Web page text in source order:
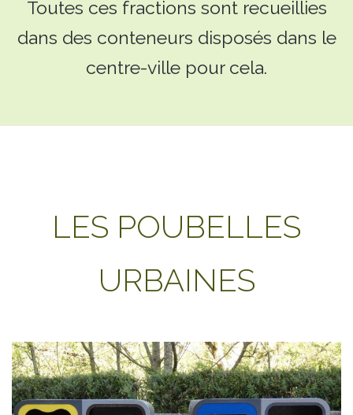
Toutes ces fractions sont recueillies
dans des conteneurs disposés dans le
centre-ville pour cela.
LES POUBELLES
URBAINES